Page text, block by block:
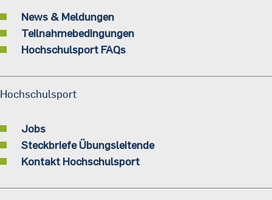
News & Meldungen
Teilnahmebedingungen
Hochschulsport FAQs
Hochschulsport
Jobs
Steckbriefe Übungsleitende
Kontakt Hochschulsport